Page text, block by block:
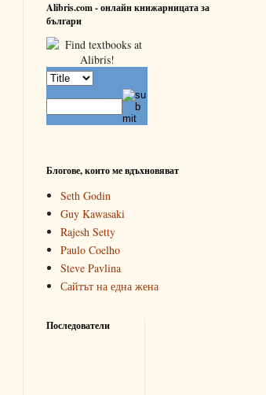
Alibris.com - онлайн книжарницата за
българи
Блогове, които ме вдъхновяват
Seth Godin
Guy Kawasaki
Rajesh Setty
Paulo Coelho
Steve Pavlina
Сайтът на една жена
Последователи